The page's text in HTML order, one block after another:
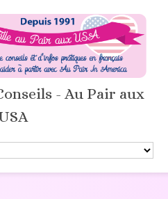
- Au Pair aux